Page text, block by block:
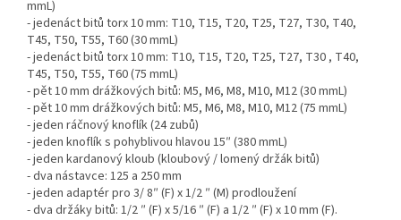
mmL)
- jedenáct bitů torx 10 mm: T10, T15, T20, T25, T27, T30, T40,
T45, T50, T55, T60 (30 mmL)
- jedenáct bitů torx 10 mm: T10, T15, T20, T25, T27, T30 , T40,
T45, T50, T55, T60 (75 mmL)
- pět 10 mm drážkových bitů: M5, M6, M8, M10, M12 (30 mmL)
- pět 10 mm drážkových bitů: M5, M6, M8, M10, M12 (75 mmL)
- jeden ráčnový knoflík (24 zubů)
- jeden knoflík s pohyblivou hlavou 15″ (380 mmL)
- jeden kardanový kloub (kloubový / lomený držák bitů)
- dva nástavce: 125 a 250 mm
- jeden adaptér pro 3/ 8″ (F) x 1/2 ″ (M) prodloužení
- dva držáky bitů: 1/2 ″ (F) x 5/16 ″ (F) a 1/2 ″ (F) x 10 mm (F).